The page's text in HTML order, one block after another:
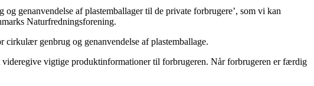
genanvendelse af plastemballager til de private forbrugere’, som vi kan
Naturfredningsforening.
cirkulær genbrug og genanvendelse af plastemballage.
vigtige produktinformationer til forbrugeren. Når forbrugeren er færdig